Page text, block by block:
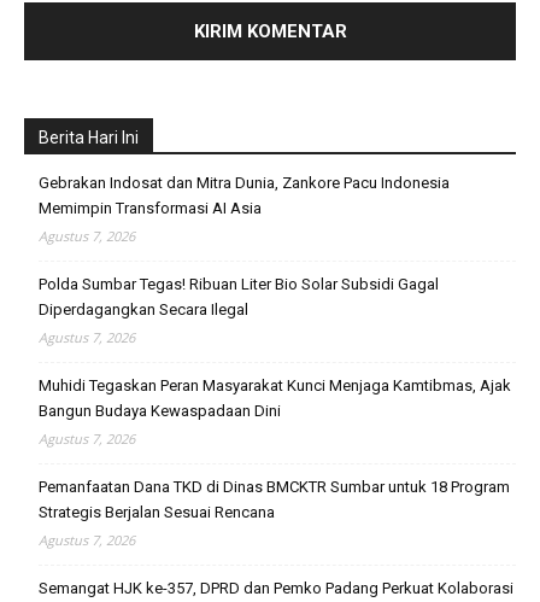
Berita Hari Ini
Gebrakan Indosat dan Mitra Dunia, Zankore Pacu Indonesia
Memimpin Transformasi AI Asia
Agustus 7, 2026
Polda Sumbar Tegas! Ribuan Liter Bio Solar Subsidi Gagal
Diperdagangkan Secara Ilegal
Agustus 7, 2026
Muhidi Tegaskan Peran Masyarakat Kunci Menjaga Kamtibmas, Ajak
Bangun Budaya Kewaspadaan Dini
Agustus 7, 2026
Pemanfaatan Dana TKD di Dinas BMCKTR Sumbar untuk 18 Program
Strategis Berjalan Sesuai Rencana
Agustus 7, 2026
Semangat HJK ke-357, DPRD dan Pemko Padang Perkuat Kolaborasi